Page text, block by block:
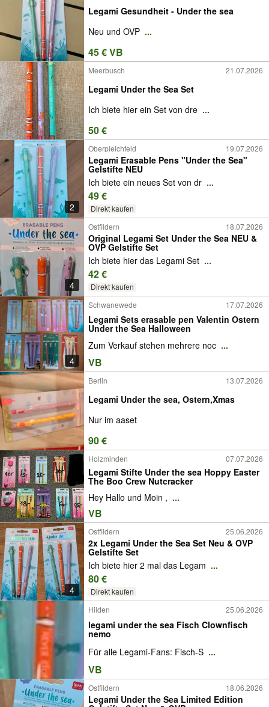
Legami Gesundheit - Under the sea
Neu und OVP ...
45 € VB
Meerbusch 21.07.2026
Legami Under the Sea Set
Ich biete hier ein Set von dre ...
50 €
2
Oberpleichfeld 19.07.2026
Legami Erasable Pens "Under the Sea"
Gelstifte NEU
Ich biete ein neues Set von dr ...
49 €
Direkt kaufen
4
Ostfildern 18.07.2026
Original Legami Set Under the Sea NEU &
OVP Gelstifte Set
Ich biete hier das Legami Set ...
42 €
Direkt kaufen
4
Schwanewede 17.07.2026
Legami Sets erasable pen Valentin Ostern
Under the Sea Halloween
Zum Verkauf stehen mehrere noc ...
VB
Berlin 13.07.2026
Legami Under the sea, Ostern,Xmas
Nur im aaset
90 €
Holzminden 07.07.2026
Legami Stifte Under the sea Hoppy Easter
The Boo Crew Nutcracker
Hey Hallo und Moin , ...
VB
4
Ostfildern 25.06.2026
2x Legami Under the Sea Set Neu & OVP
Gelstifte Set
Ich biete hier 2 mal das Legam ...
80 €
Direkt kaufen
Hilden
25.06.2026
legami under the sea Fisch Clownfisch
nemo
​Für alle Legami-Fans: Fisch-S ...
VB
Ostfildern 18.06.2026
Legami Under the Sea Limited Edition